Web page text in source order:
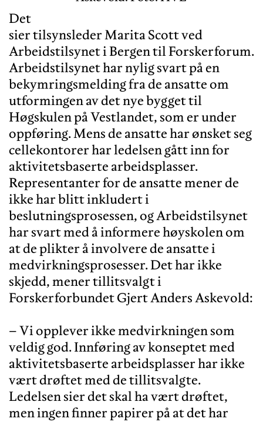
Det
sier tilsynsleder Marita Scott ved
Arbeidstilsynet i Bergen til Forskerforum.
Arbeidstilsynet har nylig svart på en
bekymringsmelding fra de ansatte om
utformingen av det nye bygget til
Høgskulen på Vestlandet, som er under
oppføring. Mens de ansatte har ønsket seg
cellekontorer har ledelsen gått inn for
aktivitetsbaserte arbeidsplasser.
Representanter for de ansatte mener de
ikke har blitt inkludert i
beslutningsprosessen, og Arbeidstilsynet
har svart med å informere høyskolen om
at de plikter å involvere de ansatte i
medvirkningsprosesser. Det har ikke
skjedd, mener tillitsvalgt i
Forskerforbundet Gjert Anders Askevold:
– Vi opplever ikke medvirkningen som
veldig god. Innføring av konseptet med
aktivitetsbaserte arbeidsplasser har ikke
vært drøftet med de tillitsvalgte.
Ledelsen sier det skal ha vært drøftet,
men ingen finner papirer på at det har